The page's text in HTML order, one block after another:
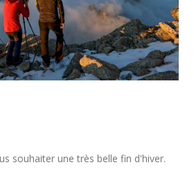
souhaiter une très belle fin d'hiver.